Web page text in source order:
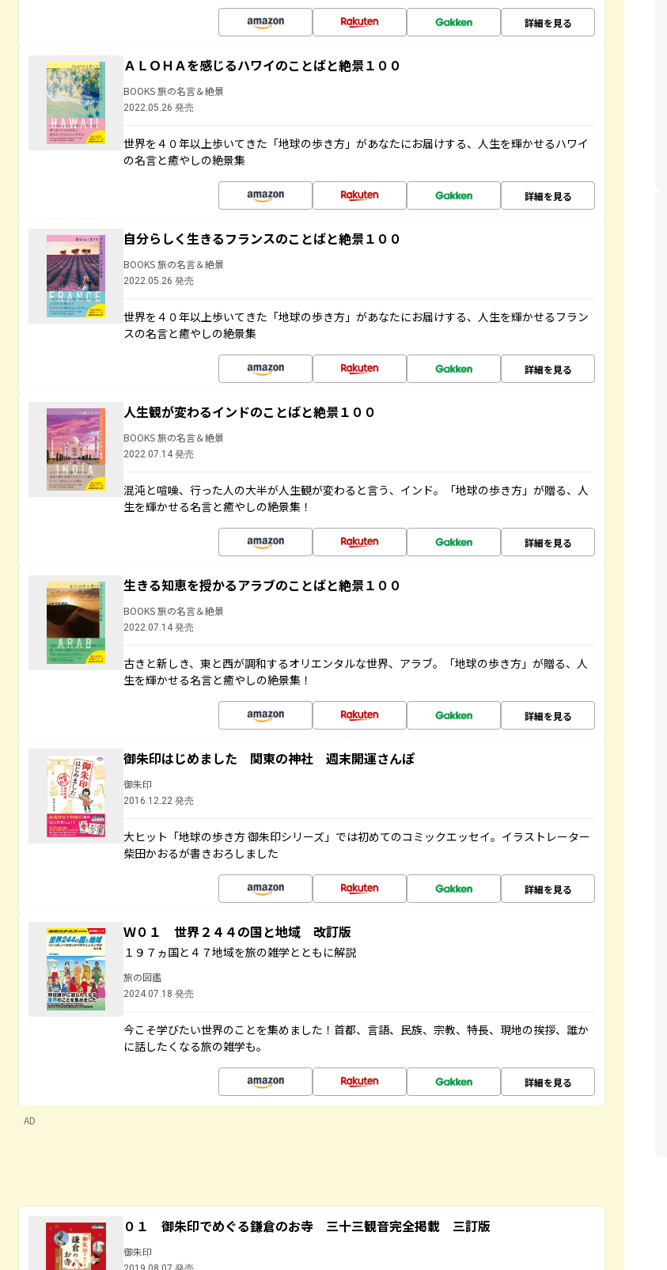
詳細を見る
ＡＬＯＨＡを感じるハワイのことばと絶景１００
BOOKS 旅の名言＆絶景
2022.05.26 発売
世界を４０年以上歩いてきた「地球の歩き方」があなたにお届けする、人生を輝かせるハワイ
の名言と癒やしの絶景集
詳細を見る
自分らしく生きるフランスのことばと絶景１００
BOOKS 旅の名言＆絶景
2022.05.26 発売
世界を４０年以上歩いてきた「地球の歩き方」があなたにお届けする、人生を輝かせるフラン
スの名言と癒やしの絶景集
詳細を見る
人生観が変わるインドのことばと絶景１００
BOOKS 旅の名言＆絶景
2022.07.14 発売
混沌と喧噪、行った人の大半が人生観が変わると言う、インド。「地球の歩き方」が贈る、人
生を輝かせる名言と癒やしの絶景集！
詳細を見る
生きる知恵を授かるアラブのことばと絶景１００
BOOKS 旅の名言＆絶景
2022.07.14 発売
古きと新しき、東と西が調和するオリエンタルな世界、アラブ。「地球の歩き方」が贈る、人
生を輝かせる名言と癒やしの絶景集！
詳細を見る
御朱印はじめました 関東の神社 週末開運さんぽ
御朱印
2016.12.22 発売
大ヒット「地球の歩き方 御朱印シリーズ」では初めてのコミックエッセイ。イラストレーター
柴田かおるが書きおろしました
詳細を見る
Ｗ０１ 世界２４４の国と地域 改訂版
１９７ヵ国と４７地域を旅の雑学とともに解説
旅の図鑑
2024.07.18 発売
今こそ学びたい世界のことを集めました！首都、言語、民族、宗教、特長、現地の挨拶、誰か
に話したくなる旅の雑学も。
詳細を見る
AD
０１ 御朱印でめぐる鎌倉のお寺 三十三観音完全掲載 三訂版
御朱印